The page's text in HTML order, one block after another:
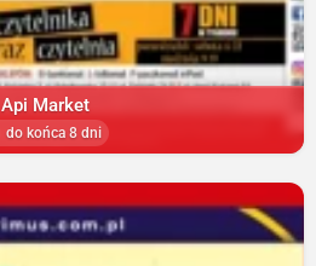
Api Market
do końca 8 dni